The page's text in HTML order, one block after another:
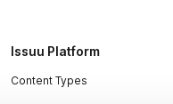
Issuu Platform
Content Types